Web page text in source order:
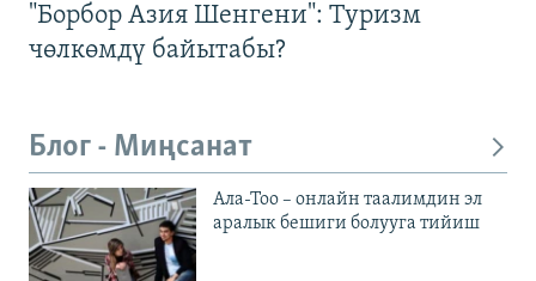
"Борбор Азия Шенгени": Туризм
чөлкөмдү байытабы?
Блог - Миңсанат
Ала-Тоо – онлайн таалимдин эл
аралык бешиги болууга тийиш